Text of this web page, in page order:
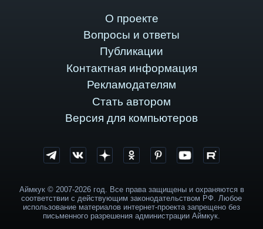
О проекте
Вопросы и ответы
Публикации
Контактная информация
Рекламодателям
Стать автором
Версия для компьютеров
Аймкук © 2007-2026 год. Все права защищены и охраняются в
соответствии с действующим законодательством РФ. Любое
использование материалов интернет-проекта запрещено без
письменного разрешения администрации Аймкук.